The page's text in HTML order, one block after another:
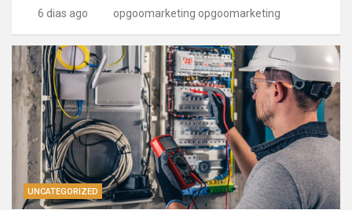
6 dias ago opgoomarketing opgoomarketing
UNCATEGORIZED